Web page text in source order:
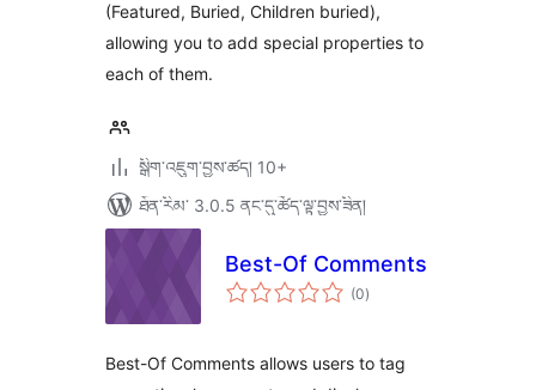
(Featured, Buried, Children buried),
allowing you to add special properties to
each of them.
སྒྲིག་འཇུག་བྱས་ཚད། 10+
ཐོན་རིམ་ 3.0.5 ནང་དུ་ཚོད་ལྟ་བྱས་ཟིན།
Best-Of Comments
(0གདེང་
འཇོག་
)
Best-Of Comments allows users to tag